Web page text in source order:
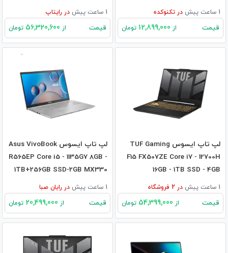
1 ساعت پیش در تکنوکده
قیمت از تومان
MX3301 ساعت پیش در رایتاپ
قیمت از تومان
لپ تاپ ایسوس TUF Gaming
F15 FX507ZE Core i7 - 12700H
16GB - 1TB SSD - 4GB
RTX3050TI1 ساعت پیش در فروشگاه
قیمت از تومان
لپ تاپ ایسوس Asus VivoBook
R565EP Core i5 - 1135G7 8GB -
1TB+256GB SSD-2GB MX330
1 ساعت پیش در رایان صبا
قیمت از تومان